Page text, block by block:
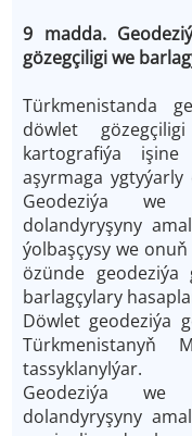
9 madda.
gözegçiligi we
Türkmenistanda
döwlet
kartografiýa
aşyrmaga
Geodeziýa
dolandyryşyny
ýolbaşçysy we
özünde geodeziýa
barlagçylary
Döwlet geodeziýa
Türkmenistanyň
tassyklanylýar.
Geodeziýa
dolandyryşyny